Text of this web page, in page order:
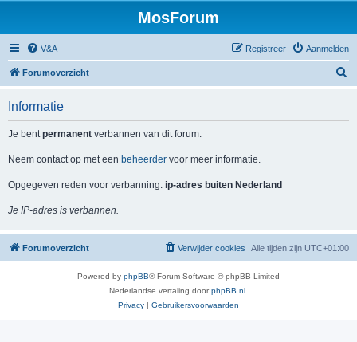
MosForum
V&A Aanmelden
Registreer
Forumoverzicht
Informatie
Je bentpermanent verbannen van dit forum.
Neem contact op met een beheerder voor meer informatie.
Opgegeven reden voor verbanning: ip-adres buiten Nederland
Je IP-adres is verbannen.
Forumoverzicht Alle tijden zijn UTC+01:00
Verwijder cookies
Powered by phpBB® Forum Software © phpBB Limited
Nederlandse vertaling doorphpBB.nl
Privacy | Gebruikersvoorwaarden